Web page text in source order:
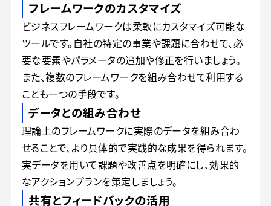
フレームワークのカスタマイズ
ビジネスフレームワークは柔軟にカスタマイズ可能な
ツールです。自社の特定の事業や課題に合わせて、必
要な要素やパラメータの追加や修正を行いましょう。
また、複数のフレームワークを組み合わせて利用する
ことも一つの手段です。
データとの組み合わせ
理論上のフレームワークに実際のデータを組み合わ
せることで、より具体的で実践的な成果を得られます。
実データを用いて課題や改善点を明確にし、効果的
なアクションプランを策定しましょう。
共有とフィードバックの活用